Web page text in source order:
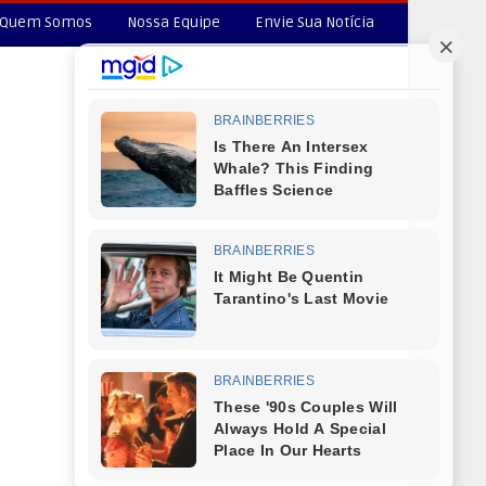
Quem Somos Nossa Equipe Envie Sua Notícia